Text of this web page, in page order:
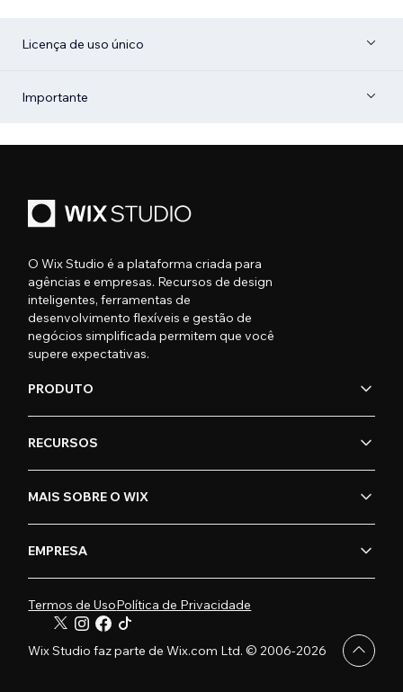
Licença de uso único
Importante
O Wix Studio é a plataforma criada para
agências e empresas. Recursos de design
inteligentes, ferramentas de
desenvolvimento flexíveis e gestão de
negócios simplificada permitem que você
supere expectativas.
PRODUTO
RECURSOS
MAIS SOBRE O WIX
EMPRESA
Termos de UsoPolítica de Privacidade
Wix Studio faz parte de Wix.com Ltd. © 2006-2026